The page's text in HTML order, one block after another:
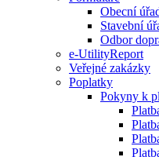
Obecní
Stavební
Odbor
e-UtilityReport
Veřejné zakázky
Poplatky
Pokyny k